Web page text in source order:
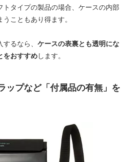
トタイプの製品の場合、ケースの内部
こともあり得ます。
るなら、 ケースの表裏とも透明にな
をおすすめ します。
ップなど「付属品の有無」を